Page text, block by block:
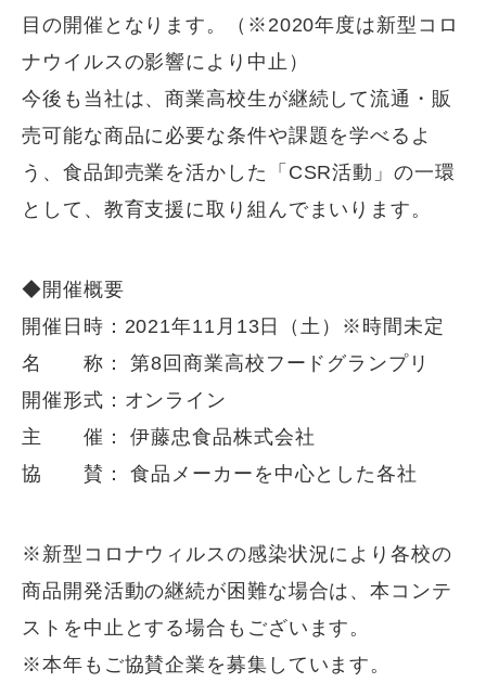
目の開催となります。（※2020年度は新型コロ
ナウイルスの影響により中止）
今後も当社は、商業高校生が継続して流通・販
売可能な商品に必要な条件や課題を学べるよ
う、食品卸売業を活かした「CSR活動」の一環
として、教育支援に取り組んでまいります。
◆開催概要
開催日時：2021年11月13日（土）※時間未定
名 称： 第8回商業高校フードグランプリ
開催形式：オンライン
主 催： 伊藤忠食品株式会社
協 賛： 食品メーカーを中心とした各社
※新型コロナウィルスの感染状況により各校の
商品開発活動の継続が困難な場合は、本コンテ
ストを中止とする場合もございます。
※本年もご協賛企業を募集しています。